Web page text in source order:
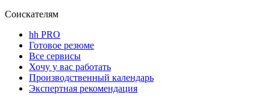
Соискателям
hh PRO
Готовое резюме
Все сервисы
Хочу у вас работать
Производственный календарь
Экспертная рекомендация